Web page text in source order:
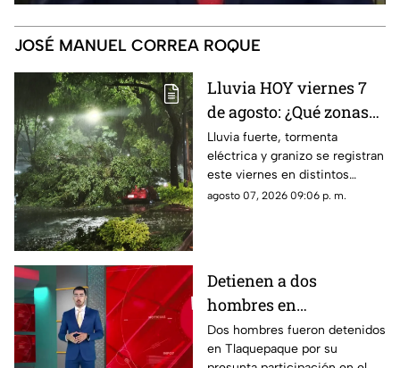
JOSÉ MANUEL CORREA ROQUE
Lluvia HOY viernes 7
de agosto: ¿Qué zonas
de Guadalajara están
afectadas?
Lluvia fuerte, tormenta
eléctrica y granizo se registran
este viernes en distintos
puntos de Guadalajara y
agosto 07, 2026 09:06 p. m.
Detienen a dos
hombres en
Tlaquepaque por
presunto abuso y
Dos hombres fueron detenidos
en Tlaquepaque por su